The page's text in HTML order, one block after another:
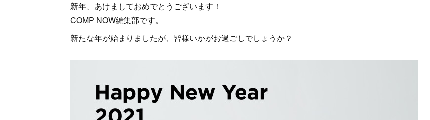
新年、あけましておめでとうございます！
COMP NOW編集部です。
新たな年が始まりましたが、皆様いかがお過ごしでしょうか？